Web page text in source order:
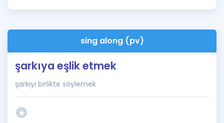
İngilizce Gramer
sing along (pv)
şarkıya eşlik etmek
şarkıyı birlikte söylemek